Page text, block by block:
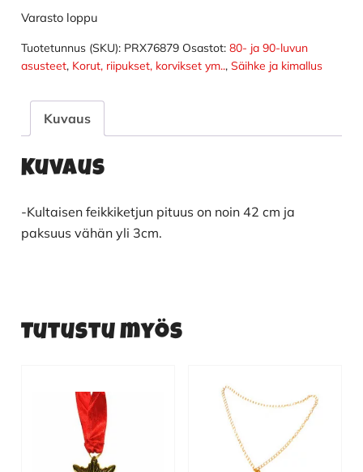
Varasto loppu
Tuotetunnus (SKU): PRX76879 Osastot: 80- ja 90-luvun
asusteet, Korut, riipukset, korvikset ym.., Säihke ja kimallus
Kuvaus
Kuvaus
-Kultaisen feikkiketjun pituus on noin 42 cm ja
paksuus vähän yli 3cm.
Tutustu myös